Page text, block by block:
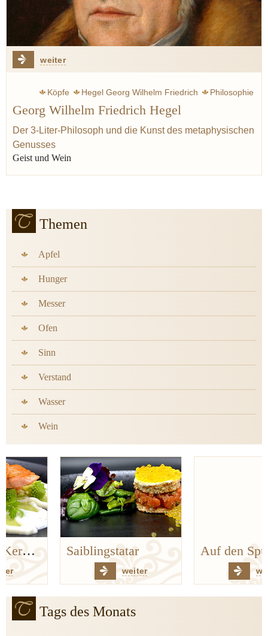
weiter
Köpfe Hegel Georg Wilhelm Friedrich
Philosophie
Geist
Sinne Welt
Rumohr carl friedrich von
Wahrheit
Logik Genuss
Kant Immanuel
Georg Wilhelm Friedrich Hegel
Der 3-Liter-Philosoph und die Kunst des metaphysischen
Genusses
Geist und Wein
Themen
Apfel
Hunger
Messer
Ofen
Sinn
Verstand
Wasser
Wein
Saiblingstatar Auf den Spuren der Bergischen Küchenklassiker
Tags des Monats